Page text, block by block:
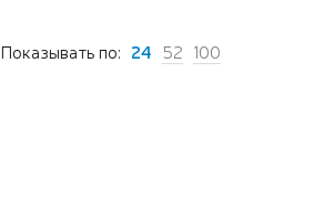
Показывать по: 24 52 100